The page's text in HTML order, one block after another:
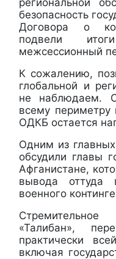
безопасность
Договора о
подвели
межсессионный
К сожалению,
глобальной и
не наблюдаем.
всему периметру
ОДКБ остается
Одним из
обсудили главы
Афганистане,
вывода оттуда
военного
«Талибан»,
практически
включая